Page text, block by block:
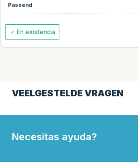
Passend
En existencia
VEELGESTELDE VRAGEN
Necesitas ayuda?